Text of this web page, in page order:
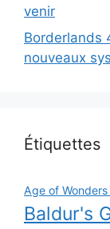
venir
Borderlands
nouveaux
Étiquettes
Age of
Baldur's